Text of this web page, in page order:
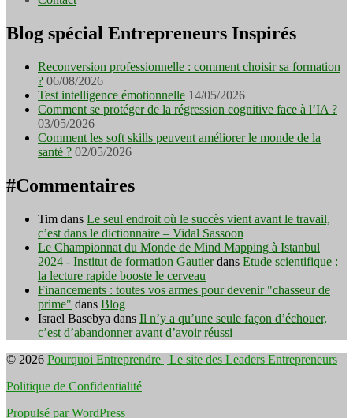
Blog spécial Entrepreneurs Inspirés
Reconversion professionnelle : comment choisir sa formation
? 06/08/2026
Test intelligence émotionnelle 14/05/2026
Comment se protéger de la régression cognitive face à l’IA ?
03/05/2026
Comment les soft skills peuvent améliorer le monde de la
santé ? 02/05/2026
#Commentaires
Tim dans Le seul endroit où le succès vient avant le travail,
c’est dans le dictionnaire – Vidal Sassoon
Le Championnat du Monde de Mind Mapping à Istanbul
2024 - Institut de formation Gautierdans Etude scientifique :
la lecture rapide booste le cerveau
Financements : toutes vos armes pour devenir "chasseur de
prime" dans Blog
Israel Basebya dans Il n’y a qu’une seule façon d’échouer,
c’est d’abandonner avant d’avoir réussi
© 2026 Pourquoi Entreprendre | Le site des Leaders Entrepreneurs
Politique de Confidentialité
Propulsé par WordPress